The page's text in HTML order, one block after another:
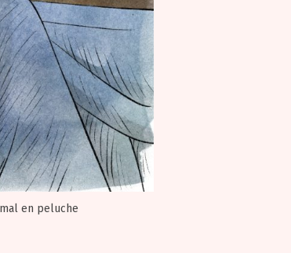
en peluche